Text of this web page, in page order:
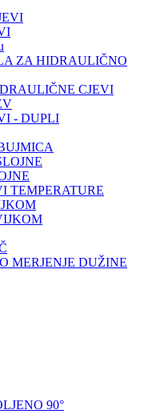
ZA HIDRAULIČNO
CJEVI
- DUPLI
TEMPERATURE
MERJENJE DUŽINE
90°